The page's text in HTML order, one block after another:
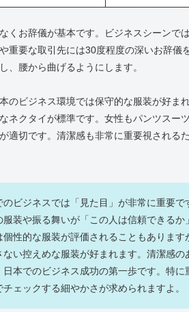
くお辞儀が基本です。ビジネスシーンで
重要な取引先には30度程度の深いお辞儀
、腰から曲げるようにします。
のビジネス環境では保守的な服装が好ま
ネクタイが標準です。女性もパンツスー
適切です。清潔感も非常に重要視される
のビジネスでは「見た目」が非常に重要
服装や振る舞いが「この人は信頼できる
個性的な服装が評価されることもあります
ない控えめな服装が好まれます。清潔感
日本でのビジネス成功の第一歩です。特
チェックする細やかさが求められますよ。